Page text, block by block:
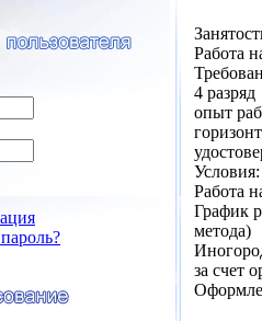
Работа
4 разряд
опыт
Условия:
Работа
График
метода)
за счет